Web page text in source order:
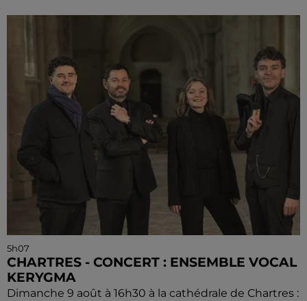
5h07
CHARTRES - CONCERT : ENSEMBLE VOCAL
KERYGMA
Dimanche 9 août à 16h30 à la cathédrale de Chartres :